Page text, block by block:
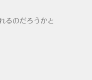
るのだろうかと